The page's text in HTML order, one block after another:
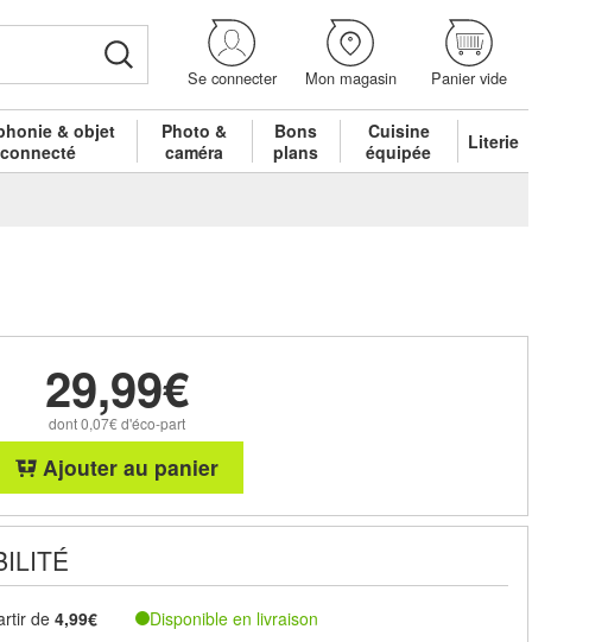
Se connecter Mon magasin Panier vide
& objet
connecté
Photo &
caméra
Bons
plans
Cuisine
équipée
Literie
29,99€
dont 0,07€ d'éco-part
Ajouter au panier
de4,99€ Disponible en livraison